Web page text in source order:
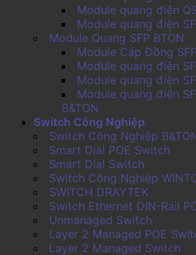
Module quang điện
Module quang điện
Module Quang SFP BTON
Module Cáp Đồng
Module quang điện
Module quang điện
Module quang điện
B&TON
Switch Công Nghiệp
Switch Công Nghiệp
Smart Dial POE Switch
Smart Dial Switch
Switch Công Nghiệp
SWITCH DRAYTEK
Switch Ethernet DIN-Rail
Unmanaged Switch
Layer 2 Managed POE
Layer 2 Managed Switch